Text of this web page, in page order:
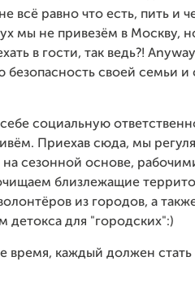
всё равно что есть, пить и
мы не привезём в Москву,
в гости, так ведь?!
безопасность своей семьи и
социальную
Приехав сюда, мы
на сезонной основе,
близлежащие
из городов, а
детокса для "городских":)
время, каждый должен